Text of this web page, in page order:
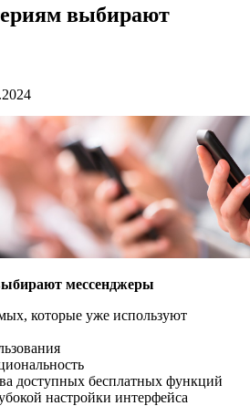
выбирают
мессенджеры
которые уже используют
доступных бесплатных функций
настройки интерфейса